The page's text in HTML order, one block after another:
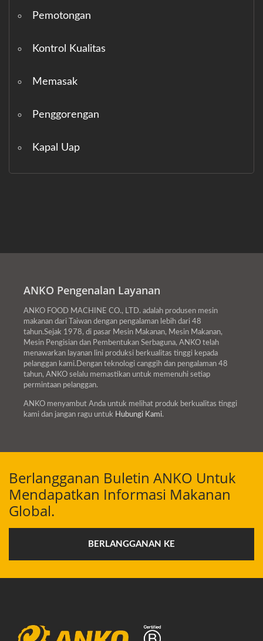
Pemotongan
Kontrol Kualitas
Memasak
Penggorengan
Kapal Uap
ANKO Pengenalan Layanan
ANKO FOOD MACHINE CO., LTD. adalah produsen mesin
makanan dari Taiwan dengan pengalaman lebih dari 48
tahun.Sejak 1978, di pasar Mesin Makanan, Mesin Makanan,
Mesin Pengisian dan Pembentukan Serbaguna, ANKO telah
menawarkan layanan lini produksi berkualitas tinggi kepada
pelanggan kami.Dengan teknologi canggih dan pengalaman 48
tahun, ANKO selalu memastikan untuk memenuhi setiap
permintaan pelanggan.
ANKO menyambut Anda untuk melihat produk berkualitas tinggi
kami dan jangan ragu untuk Hubungi Kami.
Berlangganan Buletin ANKO Untuk
Mendapatkan Informasi Makanan
Global.
BERLANGGANAN KE